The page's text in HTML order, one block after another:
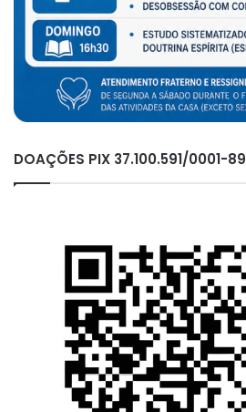
DOAÇÕES PIX 37.100.591/0001-89